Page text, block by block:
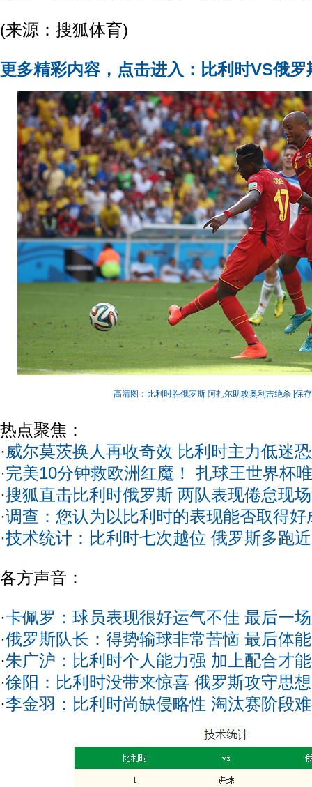
(来源：搜狐体育)
更多精彩内容，点击进入：比利时VS俄罗
高清图：比利时胜俄罗斯 阿扎尔助攻奥利吉绝杀 [保
热点聚焦：
·威尔莫茨换人再收奇效 比利时主力低迷
·完美10分钟救欧洲红魔！ 扎球王世界杯
·搜狐直击比利时俄罗斯 两队表现倦怠现
·调查：您认为以比利时的表现能否取得好
·技术统计：比利时七次越位 俄罗斯多跑
各方声音：
·卡佩罗：球员表现很好运气不佳 最后一
·俄罗斯队长：得势输球非常苦恼 最后体
·朱广沪：比利时个人能力强 加上配合才
·徐阳：比利时没带来惊喜 俄罗斯攻守思
·李金羽：比利时尚缺侵略性 淘汰赛阶段